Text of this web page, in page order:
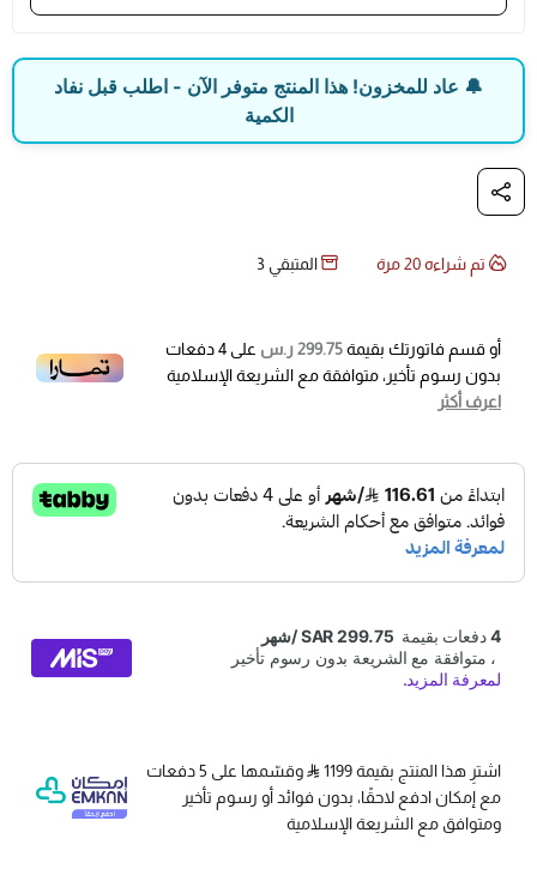
OBDII.
المباشر من مطابقة رقم معرف الحساس المثبت في
الإطار مع الرقم المخزن في كمبيوتر السيارة.
المواصفات التقنية:
240 DPI) لملاحة وقراءة بيانات واضحة.
أحدث موديلات السيارات فور صدورها.
درجة حرارة التشغيل: من 0°C إلى 50°C.
الأبعاد والوزن: 215 ملم × 105 ملم × 37 ملم | الوزن: 0.38
كجم.
الاتصال والضمان: منفذ Mini USB 2.0 | ضمان مصنعي
🔔 عاد للمخزون! هذا المنتج متوفر الآن - اطلب قبل نفاد
الكمية
تم شراءه20مرة المتبقي 3
أو قسم فاتورتك بقيمة299.75 ر.س على 4دفعات
بدون رسوم تأخير، متوافقة مع الشريعة الإسلامية
اعرف أكثر
اشترِ هذا المنتج بقيمة 1199
وقسّمها على 5 دفعات
مع إمكان ادفع لاحقًا، بدون فوائد أو رسوم تأخير
ومتوافق مع الشريعة الإسلامية